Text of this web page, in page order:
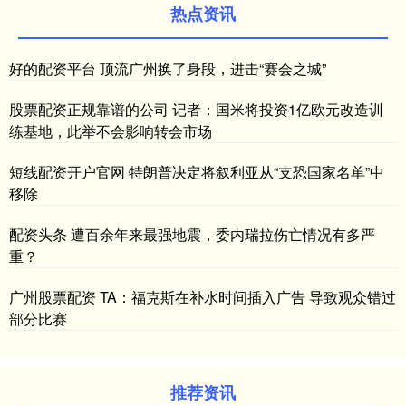
热点资讯
好的配资平台 顶流广州换了身段，进击“赛会之城”
股票配资正规靠谱的公司 记者：国米将投资1亿欧元改造训
练基地，此举不会影响转会市场
短线配资开户官网 特朗普决定将叙利亚从“支恐国家名单”中
移除
配资头条 遭百余年来最强地震，委内瑞拉伤亡情况有多严
重？
广州股票配资 TA：福克斯在补水时间插入广告 导致观众错过
部分比赛
推荐资讯